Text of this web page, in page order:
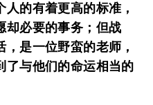
的有着更高的标准，
却必要的事务；但战
是一位野蛮的老师，
了与他们的命运相当的